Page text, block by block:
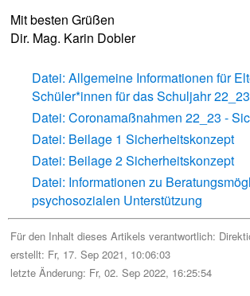
Mit besten Grüßen
Dir. Mag. Karin Dobler
Datei: Allgemeine Informationen für
Schüler*innen für das Schuljahr 22_23
Datei: Coronamaßnahmen 22_23 -
Datei: Beilage 1 Sicherheitskonzept
Datei: Beilage 2 Sicherheitskonzept
Datei: Informationen zu
psychosozialen Unterstützung
Für den Inhalt dieses Artikels verantwortlich:
erstellt: Fr, 17. Sep 2021, 10:06:03
letzte Änderung: Fr, 02. Sep 2022, 16:25:54